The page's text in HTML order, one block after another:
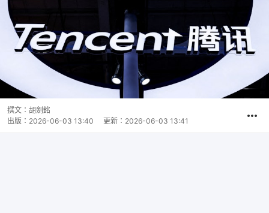
撰文： 胡劍銘
出版： 2026-06-03 13:40 更新： 2026-06-03 13:41